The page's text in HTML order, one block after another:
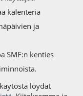
kalenteria
ja
SMF:n kenties
löydät